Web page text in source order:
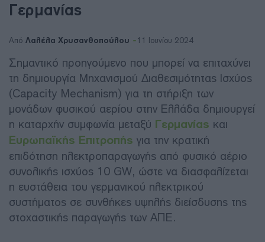
Γερμανίας
Από Λαλέλα Χρυσανθοπούλου 11 Ιουνίου 2024
Σημαντικό προηγούμενο που μπορεί να επιταχύνει
τη δημιουργία Μηχανισμού Διαθεσιμότητας Ισχύος
(Capacity Mechanism) για τη στήριξη των
μονάδων φυσικού αερίου στην Ελλάδα δημιουργεί
η καταρχήν συμφωνία μεταξύ Γερμανίας και
Ευρωπαϊκής Επιτροπής για την κρατική
επιδότηση ηλεκτροπαραγωγής από φυσικό αέριο
συνολικής ισχύος 10 GW, ώστε να διασφαλίζεται
η ευστάθεια του γερμανικού ηλεκτρικού
συστήματος σε συνθήκες υψηλής διείσδυσης της
στοχαστικής παραγωγής των ΑΠΕ.